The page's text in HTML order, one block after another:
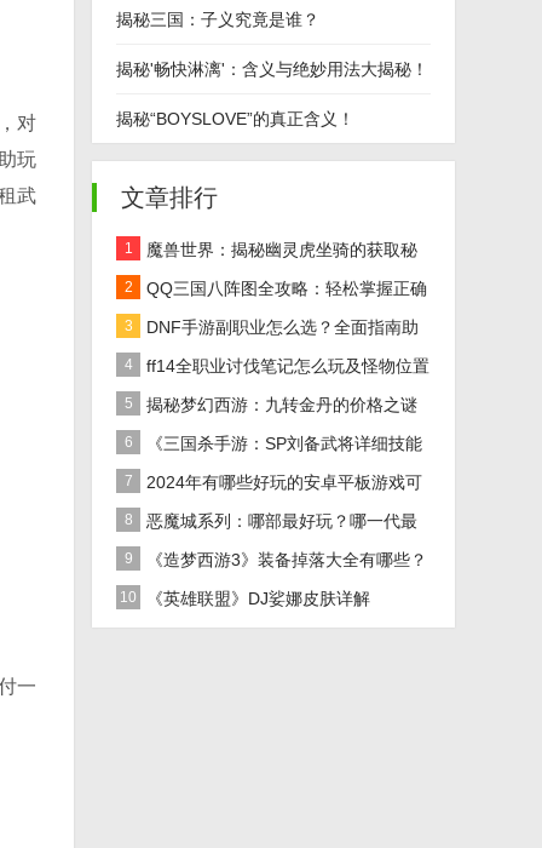
对
玩
武
一
揭秘三国：子义究竟是谁？
揭秘'畅快淋漓'：含义与绝妙用法大揭秘！
揭秘“BOYSLOVE”的真正含义！
文章排行
1
魔兽世界：揭秘幽灵虎坐骑的获取秘
籍！
2
QQ三国八阵图全攻略：轻松掌握正确
路线
3
DNF手游副职业怎么选？全面指南助
你做出最佳决策！
4
ff14全职业讨伐笔记怎么玩及怪物位置
汇总在哪里？
5
揭秘梦幻西游：九转金丹的价格之谜
及全面解析
6
《三国杀手游：SP刘备武将详细技能
效果解析》
7
2024年有哪些好玩的安卓平板游戏可
以下载推荐？
8
恶魔城系列：哪部最好玩？哪一代最
经典？
9 《造梦西游3》装备掉落大全有哪些？
10 《英雄联盟》DJ娑娜皮肤详解